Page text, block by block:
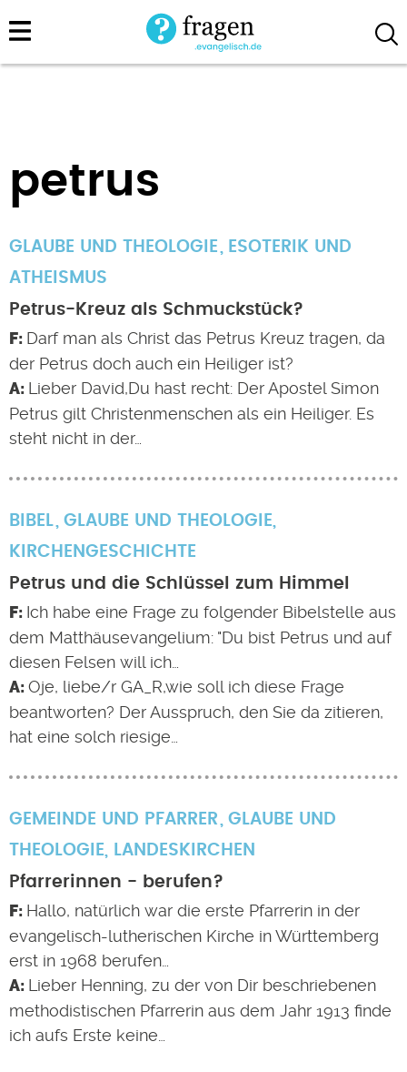
Direkt
zum
petrus
GLAUBE UND THEOLOGIE
ESOTERIK UND
ATHEISMUS
Petrus-Kreuz als Schmuckstück?
Darf man als Christ das Petrus Kreuz tragen, da
der Petrus doch auch ein Heiliger ist?
Lieber David,Du hast recht: Der Apostel Simon
Petrus gilt Christenmenschen als ein Heiliger. Es
steht nicht in der…
BIBEL GLAUBE UND THEOLOGIE,
KIRCHENGESCHICHTE
Petrus und die Schlüssel zum Himmel
Ich habe eine Frage zu folgender Bibelstelle aus
dem Matthäusevangelium: "Du bist Petrus und auf
diesen Felsen will ich…
Oje, liebe/r GA_R,wie soll ich diese Frage
beantworten? Der Ausspruch, den Sie da zitieren,
hat eine solch riesige…
GEMEINDE UND PFARRER
GLAUBE UND
THEOLOGIE, LANDESKIRCHEN
Pfarrerinnen - berufen?
Hallo, natürlich war die erste Pfarrerin in der
evangelisch-lutherischen Kirche in Württemberg
erst in 1968 berufen…
Lieber Henning, zu der von Dir beschriebenen
methodistischen Pfarrerin aus dem Jahr 1913 finde
ich aufs Erste keine…